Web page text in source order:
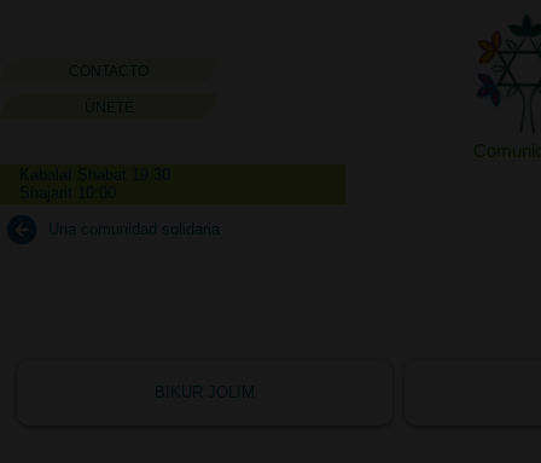
Una comunidad solidaria
BIKUR JOLIM